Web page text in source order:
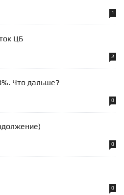
1
ЦБ
2
Что дальше?
0
0
0